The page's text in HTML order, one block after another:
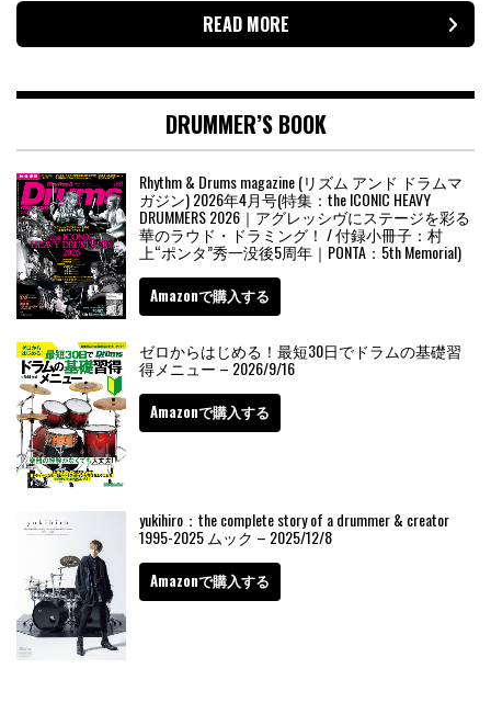
READ MORE
DRUMMER’S BOOK
Rhythm & Drums magazine (リズム アンド ドラムマ
ガジン) 2026年4月号(特集：the ICONIC HEAVY
DRUMMERS 2026｜アグレッシヴにステージを彩る
華のラウド・ドラミング！ / 付録小冊子：村
上“ポンタ”秀一没後5周年｜PONTA：5th Memorial)
Amazonで購入する
ゼロからはじめる！最短30日でドラムの基礎習
得メニュー – 2026/9/16
Amazonで購入する
yukihiro：the complete story of a drummer & creator
1995-2025 ムック – 2025/12/8
Amazonで購入する